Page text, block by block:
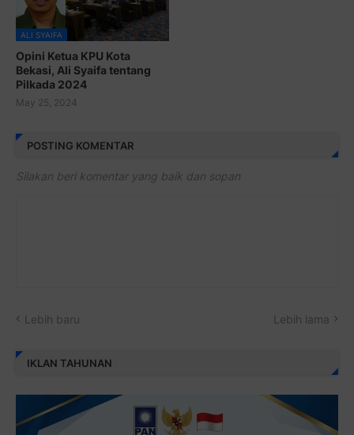
ALI SYAIFA
Opini Ketua KPU Kota
Bekasi, Ali Syaifa tentang
Pilkada 2024
May 25, 2024
POSTING KOMENTAR
Silakan beri komentar yang baik dan sopan
Lebih baru Lebih lama
IKLAN TAHUNAN